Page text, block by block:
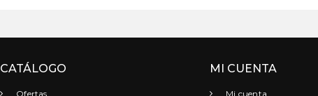
CATÁLOGO
Ofertas
MI CUENTA
Mi cuenta